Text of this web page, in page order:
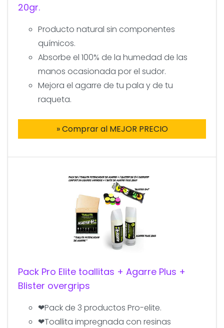
20gr.
Producto natural sin componentes
químicos.
Absorbe el 100% de la humedad de las
manos ocasionada por el sudor.
Mejora el agarre de tu pala y de tu
raqueta.
» Comprar al MEJOR PRECIO
Pack Pro Elite toallitas + Agarre Plus +
Blister overgrips
❤Pack de 3 productos Pro-elite.
❤Toallita impregnada con resinas